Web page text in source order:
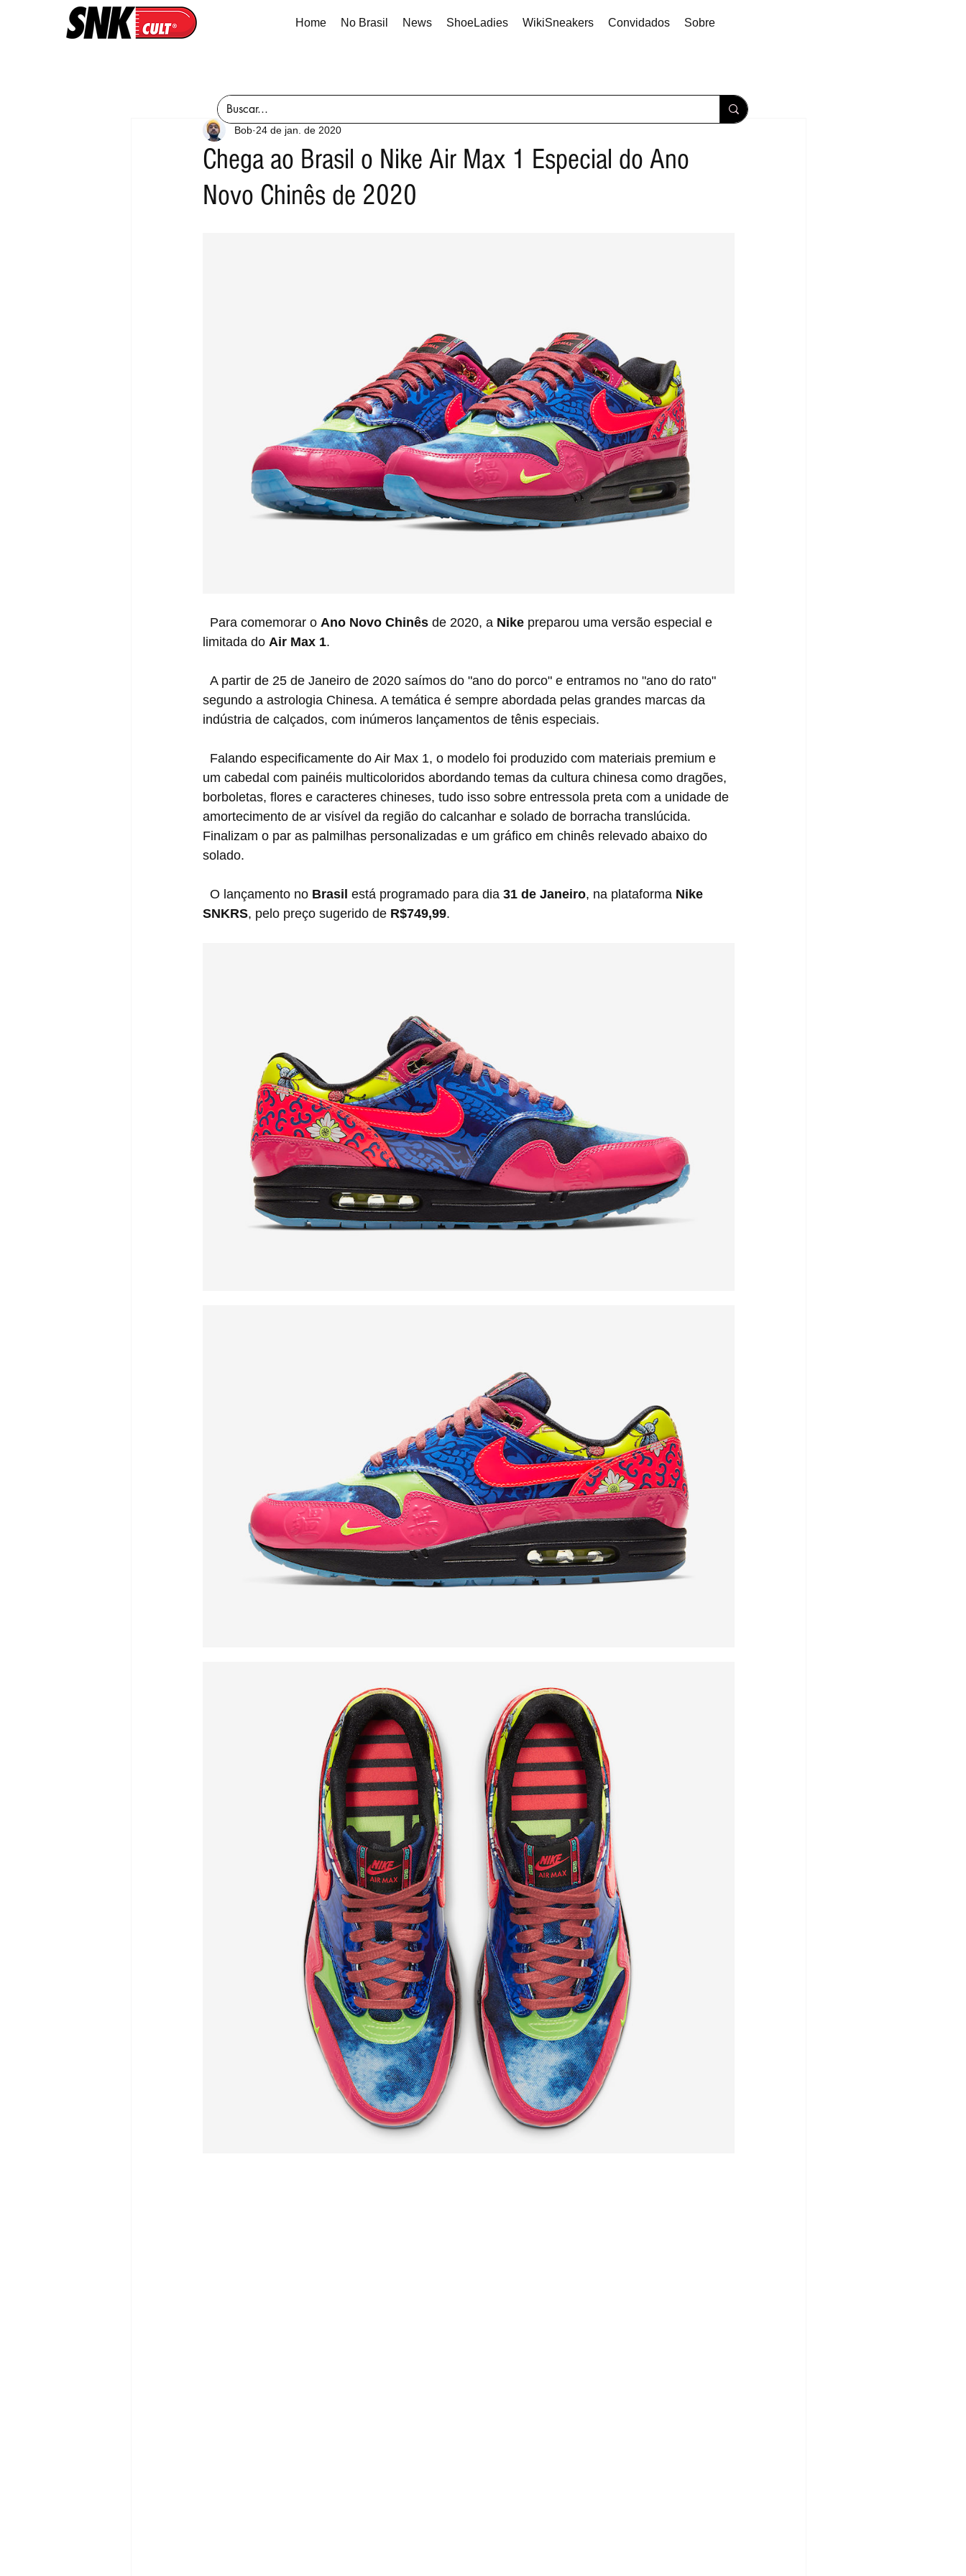
Home No Brasil News ShoeLadies WikiSneakers Convidados Sobre
Chega ao Brasil o Nike Air Max 1 Especial do Ano
Novo Chinês de 2020
Bob 24 de jan. de 2020
  Para comemorar o
Ano Novo Chinês de 2020, a Nike preparou uma versão especial e
limitada do Air Max 1.
segundo a astrologia Chinesa. A temática é sempre abordada pelas grandes marcas da
indústria de calçados, com inúmeros lançamentos de tênis especiais.
um cabedal com painéis multicoloridos abordando temas da cultura chinesa como dragões,
borboletas, flores e caracteres chineses, tudo isso sobre entressola preta com a unidade de
amortecimento de ar visível da região do calcanhar e solado de borracha translúcida.
Finalizam o par as palmilhas personalizadas e um gráfico em chinês relevado abaixo do
solado.
  O lançamento no
Brasil está programado para dia 31 de Janeiro, na plataforma Nike
SNKRS, pelo preço sugerido de R$749,99.